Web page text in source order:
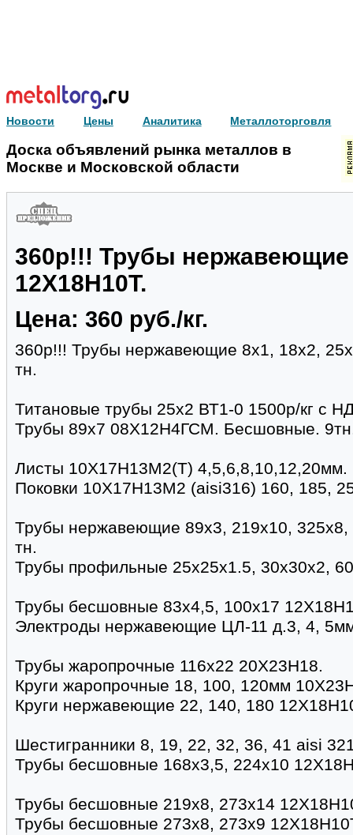
Новости Цены Аналитика Металлоторговля
Доска объявлений рынка металлов в
Москве и Московской области
360р!!! Трубы нержавеющие
12Х18Н10Т.
Цена: 360 руб./кг.
360р!!! Трубы нержавеющие 8х1, 18х2,
тн.
Титановые трубы 25х2 ВТ1-0 1500р/кг с
Трубы 89х7 08Х12Н4ГСМ. Бесшовные.
Листы 10Х17Н13М2(Т) 4,5,6,8,10,12,20мм.
Поковки 10Х17Н13М2 (aisi316) 160, 185,
Трубы нержавеющие 89х3, 219х10,
тн.
Трубы профильные 25х25х1.5, 30х30х2,
Трубы бесшовные 83х4,5, 100х17
Электроды нержавеющие ЦЛ-11 д.3, 4,
Трубы жаропрочные 116х22 20Х23Н18.
Круги жаропрочные 18, 100, 120мм
Круги нержавеющие 22, 140, 180
Шестигранники 8, 19, 22, 32, 36, 41 aisi
Трубы бесшовные 168х3,5, 224х10
Трубы бесшовные 219х8, 273х14
Трубы бесшовные 273х8, 273х9